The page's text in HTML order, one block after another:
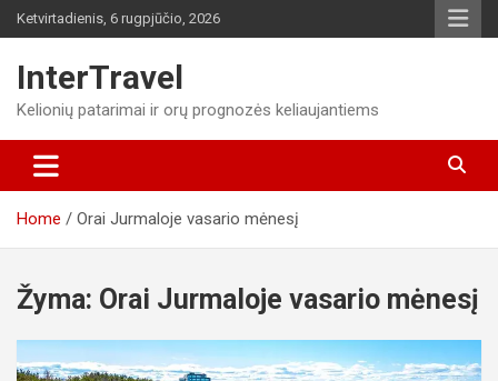
Skip
to
Ketvirtadienis, 6 rugpjūčio, 2026
InterTravel
Kelionių patarimai ir orų prognozės keliaujantiems
Home Orai Jurmaloje vasario mėnesį
Žyma: Orai Jurmaloje vasario mėnesį